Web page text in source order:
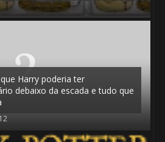
Harry poderia ter
debaixo da escada e tudo que
1️⃣ 8️⃣